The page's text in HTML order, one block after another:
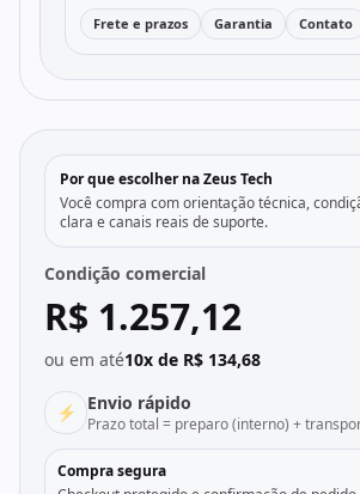
Frete e prazos Garantia Contato
Por que escolher na Zeus Tech
Você compra com orientação técnica,
clara e canais reais de suporte.
Condição comercial
R$ 1.257,12
ou em até10x de R$ 134,68
⚡ Envio rápido
Prazo total = preparo (interno) +
Compra segura